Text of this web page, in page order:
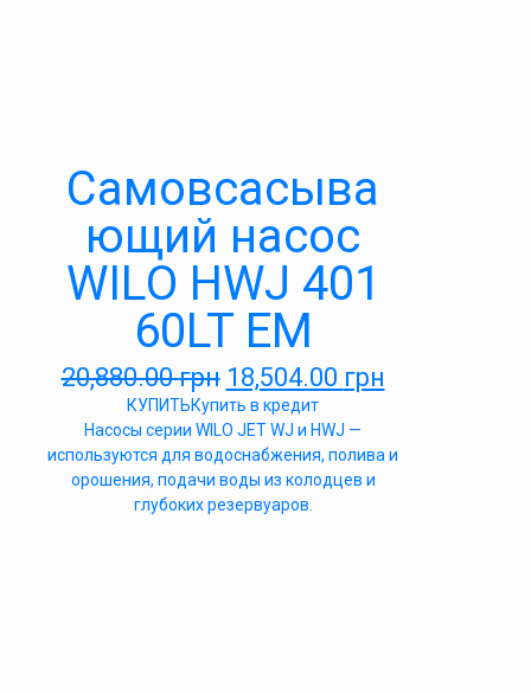
Самовсасыва
ющий насос
WILO HWJ 401
60LT EM
20,880.00грн 18,504.00 грн
КУПИТЬКупить в кредит
Насосы серии WILO JET WJ и HWJ —
используются для водоснабжения, полива и
орошения, подачи воды из колодцев и
глубоких резервуаров.